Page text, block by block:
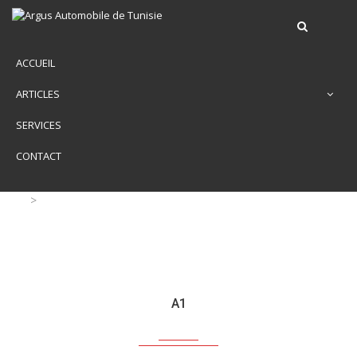
ACCUEIL
ARTICLES
SERVICES
CONTACT
>
A1